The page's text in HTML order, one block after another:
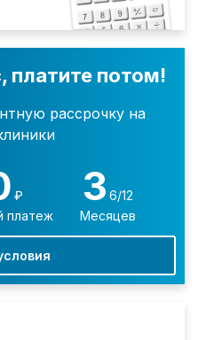
платите потом!
рассрочку на
₽
платеж
3 6/12
Месяцев